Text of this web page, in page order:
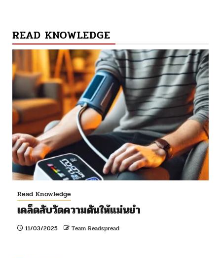
READ KNOWLEDGE
Read Knowledge
เคล็ดลับวัดความดันให้แม่นยำ
11/03/2025 Team Readspread